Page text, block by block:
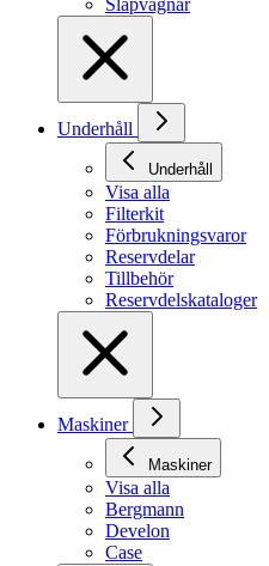
Släpvagnar
Underhåll
Underhåll
Visa alla
Filterkit
Förbrukningsvaror
Reservdelar
Tillbehör
Reservdelskataloger
Maskiner
Maskiner
Visa alla
Bergmann
Develon
Case